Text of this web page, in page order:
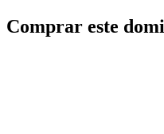
Comprar este